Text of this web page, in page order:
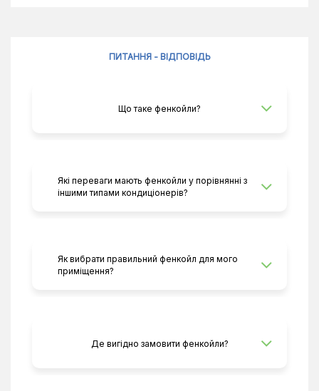
ПИТАННЯ - ВІДПОВІДЬ
Що таке фенкойли?
Які переваги мають фенкойли у порівнянні з
іншими типами кондиціонерів?
Як вибрати правильний фенкойл для мого
приміщення?
Де вигідно замовити фенкойли?